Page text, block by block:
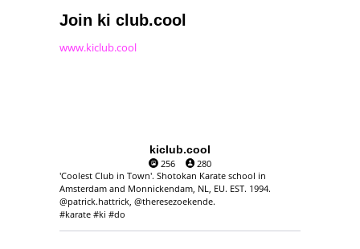
Join ki club.cool
www.kiclub.cool
kiclub.cool
256
280
'Coolest Club in Town'. Shotokan Karate school in
Amsterdam and Monnickendam, NL, EU. EST. 1994.
@patrick.hattrick, @theresezoekende.
#karate #ki #do